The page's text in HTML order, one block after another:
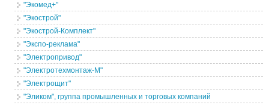
"Экомед+"
"Экострой"
"Экострой-Комплект"
"Экспо-реклама"
"Электропривод"
"Электротехмонтаж-М"
"Электрощит"
"Эликом", группа промышленных и торговых компаний